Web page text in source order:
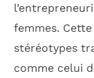
femmes.
stéréotypes
comme celui